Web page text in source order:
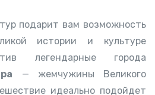
подарит вам возможность
истории и культуре
легендарные города
— жемчужины Великого
идеально подойдет